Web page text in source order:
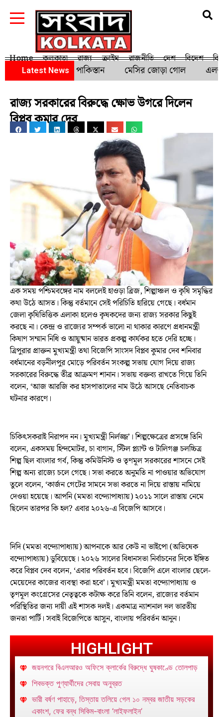
Home কলকাতা রাজ্য ক্রাইম রাজনীতি দেশ বিদেশ
Latest News
জয়ের খরা কাটালো পাকিস্তান মেসির জোড়া গোল
রাজ্য সরকারের বিরুদ্ধে ক্ষোভ উগরে দিলেন
বিপ্লব কুমার দেব
এক সময় পশ্চিমবঙ্গের নাম বললেই হাওড়া ব্রিজ, শিল্পাঞ্চল ও কৃষি সমৃদ্ধির
কথা উঠে আসত। কিন্তু বর্তমানে সেই পরিচিতি হারিয়ে গেছে। বর্ধমান
জেলা কৃষিভিত্তিক এলাকা হলেও কৃষকদের জন্য রাজ্য সরকার কিছুই
করছে না। কেন্দ্র ও রাজ্যের সম্পর্ক ভালো না থাকার কারণে প্রধানমন্ত্রী
কিষাণ সম্মান নিধি ও আয়ুষ্মান ভারত প্রকল্প কার্যকর হতে দেরি হচ্ছে।
ত্রিপুরার প্রাক্তন মুখ্যমন্ত্রী তথা বিজেপি সাংসদ বিপ্লব কুমার দেব শনিবার
বর্ধমানের বড়নীলপুর মোড়ে পরিবর্তন সংকল্প সভায় যোগ দিয়ে রাজ্য
সরকারের বিরুদ্ধে তীব্র আক্রমণ শানান। সভায় বক্তব্য রাখতে গিয়ে তিনি
বলেন, ‘আজ আরজি কর হাসপাতালের নাম উঠে আসছে নেতিবাচক
ঘটনার কারণে।
চিকিৎসকরাই নিরাপদ নন। মুখ্যমন্ত্রী নির্লজ্জ’। শিল্পক্ষেত্রের প্রসঙ্গে তিনি
বলেন, একসময় হিন্দমোটর, চা বাগান, স্টিল প্ল্যান্ট ও টালিগঞ্জ চলচ্চিত্র
শিল্প ছিল বাংলার গর্ব, কিন্তু কমিউনিস্ট ও তৃণমূল সরকারের শাসনে সেই
শিল্প অন্য রাজ্যে চলে গেছে। সভা করতে অনুমতি না পাওয়ার অভিযোগ
তুলে বলেন, ‘কার্জন গেটের সামনে সভা করতে না দিয়ে রাস্তায় নামিয়ে
দেওয়া হয়েছে। আপনি (মমতা বন্দ্যোপাধ্যায়) ২০১১ সালে রাস্তায় নেমে
ছিলেন তারপর কি হল? এবার ২০২৬-এ বিজেপি আসবে।
দিদি (মমতা বন্দ্যোপাধ্যায়) আপনাকে আর কেউ না ভাইপো (অভিষেক
বন্দ্যোপাধ্যায়) ডুবিয়েছে। ২০২৬ সালের বিধানসভা নির্বাচনের দিকে ইঙ্গিত
করে বিপ্লব দেব বলেন, ‘এবার পরিবর্তন হবে। বিজেপি এলে বাংলার ছেলে-
মেয়েদের কাজের ব্যবস্থা করা হবে’। মুখ্যমন্ত্রী মমতা বন্দ্যোপাধ্যায় ও
তৃণমূল কংগ্রেসের নেতৃত্বকে কটাক্ষ করে তিনি বলেন, রাজ্যের বর্তমান
পরিস্থিতির জন্য দায়ী এই শাসক দলই। একমাত্র ন্যাশনাল দল ভারতীয়
জনতা পার্টি। সবাই বিজেপিতে আসুন, বাংলায় পরিবর্তন আনুন।
HIGHLIGHT
জয়নগরে বিএলআরও অফিসে ক্লার্কের বিরুদ্ধে ঘুষকাণ্ডে তোলপাড়
শিবভক্ত পুণ্যার্থীদের সেবায় অনুব্রত
ভারী বর্ষণ পাহাড়ে, তিস্তায় তলিয়ে গেল ১০ নম্বর জাতীয় সড়কের
একাংশ, ফের বন্ধ সিকিম-বাংলা ‘লাইফলাইন’